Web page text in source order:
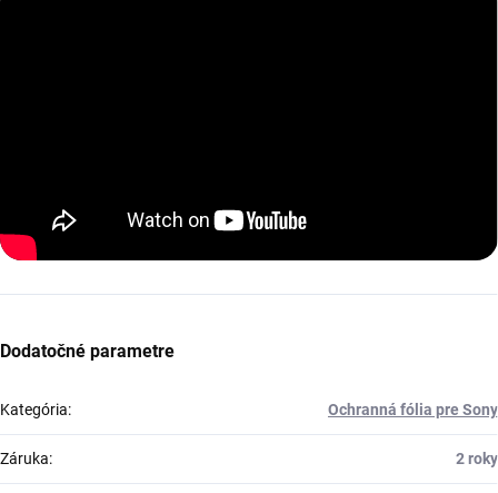
Dodatočné parametre
Kategória: Ochranná fólia pre Sony
Záruka: 2 roky